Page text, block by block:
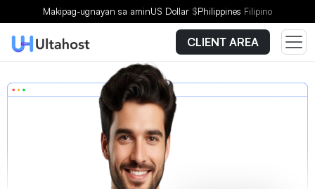
Makipag-ugnayan sa aminUS Dollar $Philippines Filipino
CLIENT AREA